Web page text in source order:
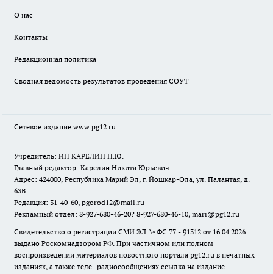
О нас
Контакты
Редакционная политика
Сводная ведомость результатов проведения СОУТ
Сетевое издание www.pg12.ru
Учредитель: ИП КАРЕЛИН Н.Ю.
Главный редактор: Карелин Никита Юрьевич
Адрес: 424000, Республика Марий Эл, г. Йошкар-Ола, ул. Палантая, д.
63В
Редакция: 31-40-60, pgorod12@mail.ru
Рекламный отдел: 8-927-680-46-20? 8-927-680-46-10, mari@pg12.ru
Свидетельство о регистрации СМИ ЭЛ № ФС 77 - 91312 от 16.04.2026
выдано Роскомнадзором РФ. При частичном или полном
воспроизведении материалов новостного портала pg12.ru в печатных
изданиях, а также теле- радиосообщениях ссылка на издание